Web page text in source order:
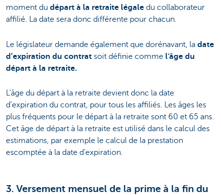
moment du départ à la retraite légale du collaborateur
affilié. La date sera donc différente pour chacun.
Le législateur demande également que dorénavant, la date
d’expiration du contrat soit définie comme l'âge du
départ à la retraite.
L'âge du départ à la retraite devient donc la date
d’expiration du contrat, pour tous les affiliés. Les âges les
plus fréquents pour le départ à la retraite sont 60 et 65 ans.
Cet âge de départ à la retraite est utilisé dans le calcul des
estimations, par exemple le calcul de la prestation
escomptée à la date d’expiration.
3. Versement mensuel de la prime à la fin du